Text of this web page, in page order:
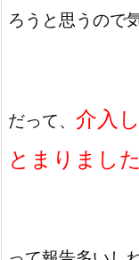
ろうと思うので
だって、 介入
とまりまし